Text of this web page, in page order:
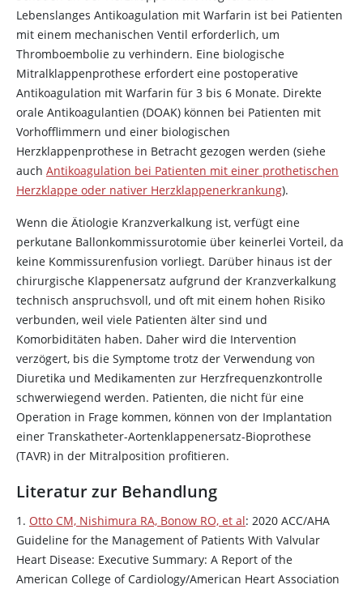
Lebenslanges Antikoagulation mit Warfarin ist bei Patienten
mit einem mechanischen Ventil erforderlich, um
Thromboembolie zu verhindern. Eine biologische
Mitralklappenprothese erfordert eine postoperative
Antikoagulation mit Warfarin für 3 bis 6 Monate. Direkte
orale Antikoagulantien (DOAK) können bei Patienten mit
Vorhofflimmern und einer biologischen
Herzklappenprothese in Betracht gezogen werden (siehe
auch Antikoagulation bei Patienten mit einer prothetischen
Herzklappe oder nativer Herzklappenerkrankung).
Wenn die Ätiologie Kranzverkalkung ist, verfügt eine
perkutane Ballonkommissurotomie über keinerlei Vorteil, da
keine Kommissurenfusion vorliegt. Darüber hinaus ist der
chirurgische Klappenersatz aufgrund der Kranzverkalkung
technisch anspruchsvoll, und oft mit einem hohen Risiko
verbunden, weil viele Patienten älter sind und
Komorbiditäten haben. Daher wird die Intervention
verzögert, bis die Symptome trotz der Verwendung von
Diuretika und Medikamenten zur Herzfrequenzkontrolle
schwerwiegend werden. Patienten, die nicht für eine
Operation in Frage kommen, können von der Implantation
einer Transkatheter-Aortenklappenersatz-Bioprothese
(TAVR) in der Mitralposition profitieren.
Literatur zur Behandlung
1. Otto CM, Nishimura RA, Bonow RO, et al: 2020 ACC/AHA
Guideline for the Management of Patients With Valvular
Heart Disease: Executive Summary: A Report of the
American College of Cardiology/American Heart Association